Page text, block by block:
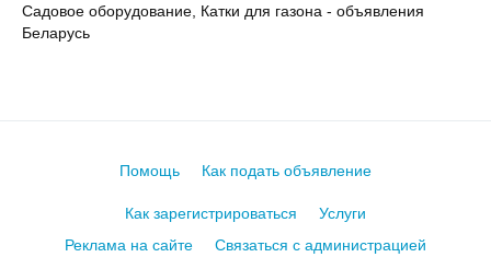
Садовое оборудование, Катки для газона - объявления
Беларусь
Помощь Как подать объявление
Как зарегистрироваться
Услуги
Реклама на сайте
Связаться с администрацией